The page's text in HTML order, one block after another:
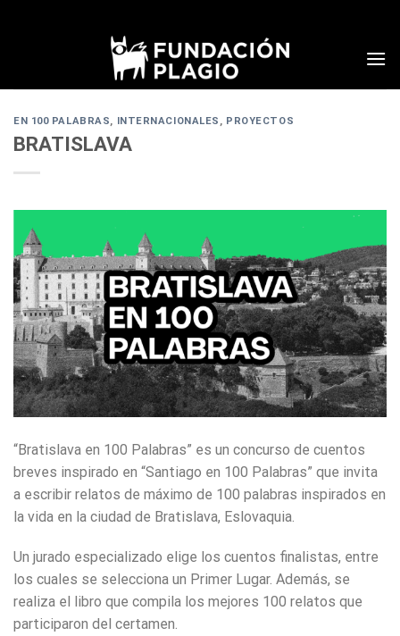
EN 100 PALABRAS, INTERNACIONALES , PROYECTOS
BRATISLAVA
“Bratislava en 100 Palabras” es un concurso de cuentos
breves inspirado en “Santiago en 100 Palabras” que invita
a escribir relatos de máximo de 100 palabras inspirados en
la vida en la ciudad de Bratislava, Eslovaquia.
Un jurado especializado elige los cuentos finalistas, entre
los cuales se selecciona un Primer Lugar. Además, se
realiza el libro que compila los mejores 100 relatos que
participaron del certamen.